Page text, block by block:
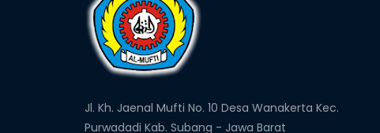
Jl. Kh. Jaenal Mufti No. 10 Desa Wanakerta Kec.
Purwadadi Kab. Subang - Jawa Barat